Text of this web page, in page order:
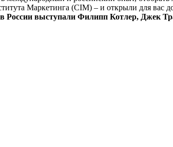
Маркетинга (CIM) – и открыли для
в России выступали Филипп Котлер, Джек